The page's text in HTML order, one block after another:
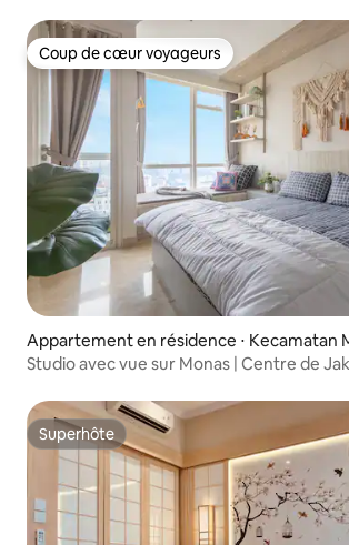
Coup de cœur voyageurs
Coup de cœur voyageurs
Appartement en résidence ⋅ Kecamatan
nteng
Studio avec vue sur Monas | Centre de
Superhôte
Superhôte